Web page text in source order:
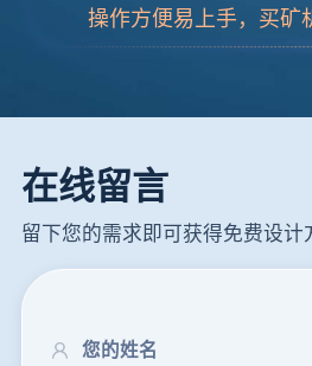
操作方便易上手，买矿
在线留言
留下您的需求即可获得免费设计